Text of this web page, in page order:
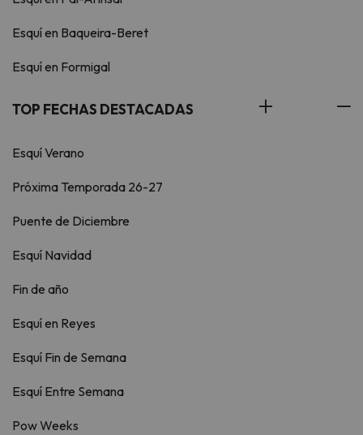
Esquí en Baqueira-Beret
Esquí en Formigal
TOP FECHAS DESTACADAS
Esquí Verano
Próxima Temporada 26-27
Puente de Diciembre
Esquí Navidad
Fin de año
Esquí en Reyes
Esquí Fin de Semana
Esquí Entre Semana
Pow Weeks